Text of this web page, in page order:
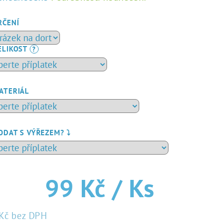
?
S VÝŘEZEM? ⤵️
99 Kč / Ks
bez DPH